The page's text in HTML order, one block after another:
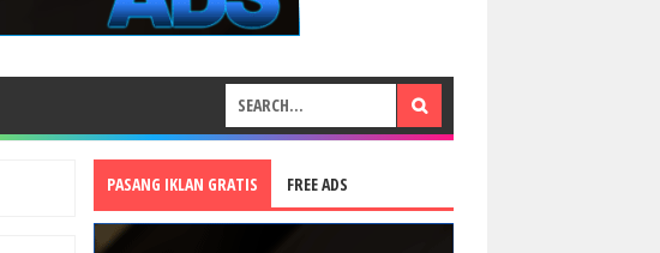
PASANG IKLAN GRATIS FREE ADS